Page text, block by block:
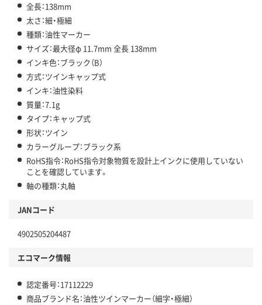
全長：138mm
太さ：細・極細
種類：油性マーカー
サイズ：最大径φ 11.7mm 全長 138mm
インキ色：ブラック（B）
方式：ツインキャップ式
インキ：油性染料
質量：7.1g
タイプ：キャップ式
形状：ツイン
カラーグループ：ブラック系
RoHS指令：RoHS指令対象物質を設計上インクに使用していない
ことを確認しています。
軸の種類：丸軸
JANコード
4902505204487
エコマーク情報
認定番号：17112229
商品ブランド名：油性ツインマーカー（細字・極細）